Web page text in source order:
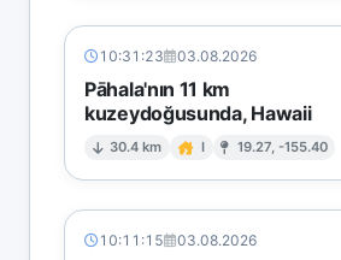
10:31:23 03.08.2026
Pāhala'nın 11 km
kuzeydoğusunda, Hawaii
30.4 km I 19.27, -155.40
10:11:15 03.08.2026